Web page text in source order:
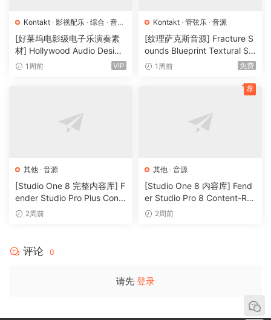
Kontakt · 影视配乐 · 综合 · 音效
特殊· 音源
[好莱坞电影级电子乐演奏素
材] Hollywood Audio Design
FUTURE WORLDS [KONTAK
1周前 VIP
Kontakt · 管弦乐 · 音源
[纹理萨克斯音源] Fracture S
ounds Blueprint Textural Sa
x (Woodwind Experiments)
1周前 免费
其他 · 音源
[Studio One 8 完整内容库] F
ender Studio Pro Plus Conte
nt 2026-R2R（166GB）
2周前
其他 · 音源
[Studio One 8 内容库] Fend
er Studio Pro 8 Content-R2
R（33.5GB）
2周前
荐
评论 0
请先 登录